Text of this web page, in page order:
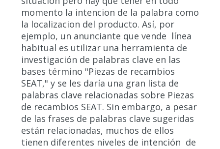
momento la intencion de la palabra como
la localizacion del producto. Así, por
ejemplo, un anunciante que vende línea
habitual es utilizar una herramienta de
investigación de palabras clave en las
bases término "Piezas de recambios
SEAT," y se les daría una gran lista de
palabras clave relacionadas sobre Piezas
de recambios SEAT. Sin embargo, a pesar
de las frases de palabras clave sugeridas
están relacionadas, muchos de ellos
tienen diferentes niveles de intención de